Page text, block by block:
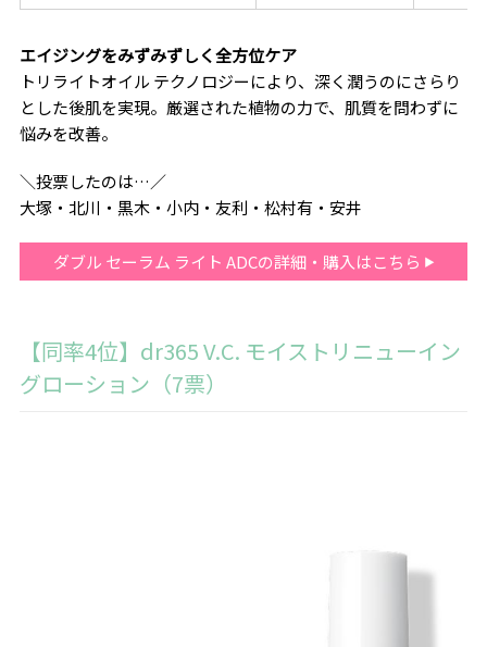
エイジングをみずみずしく全方位ケア
トリライトオイル テクノロジーにより、深く潤うのにさらり
とした後肌を実現。厳選された植物の力で、肌質を問わずに
悩みを改善。
＼投票したのは…／
大塚・北川・黒木・小内・友利・松村有・安井
ダブル セーラム ライト ADCの詳細・購入はこちら
【同率4位】dr365 V.C. モイストリニューイン
グローション（7票）